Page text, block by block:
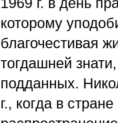
которому
благочестивая
тогдашней
подданных.
г., когда в